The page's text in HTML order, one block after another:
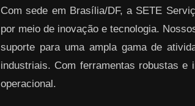
Com sede em Brasília/DF, a SETE
por meio de inovação e tecnologia.
suporte para uma ampla gama de
industriais. Com ferramentas robustas e
operacional.